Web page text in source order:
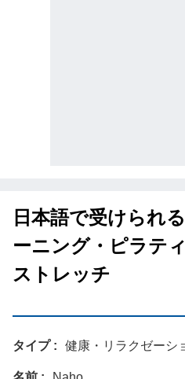
日本語で受けられ
ーニング・ピラテ
ストレッチ
タイプ 健康・リラクゼーシ